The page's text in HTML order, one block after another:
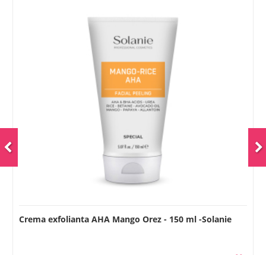
Crema exfolianta AHA Mango Orez - 150 ml -Solanie